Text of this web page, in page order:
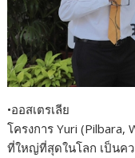
•ออสเตรเลีย
โครงการ Yuri (Pilbara,
ที่ใหญ่ที่สุดในโลก เป็นค